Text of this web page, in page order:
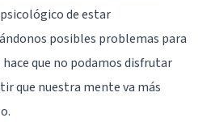
de estar
posibles problemas para
que no podamos disfrutar
que nuestra mente va más